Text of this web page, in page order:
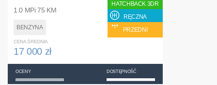
1.0 MPi 75 KM
BENZYNA
HATCHBACK 3DR
RĘCZNA
PRZEDNI
CENA ŚREDNIA
17 000 zł
OCENY DOSTĘPNOŚĆ